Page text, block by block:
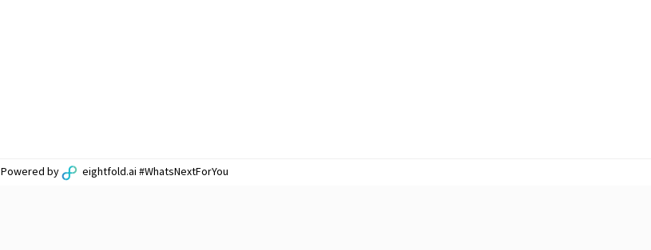
Powered by eightfold.ai #WhatsNextForYou